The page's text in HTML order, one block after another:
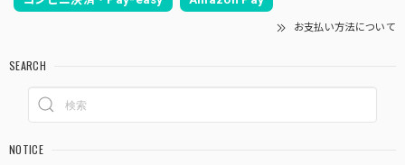
お支払い方法について
SEARCH
NOTICE